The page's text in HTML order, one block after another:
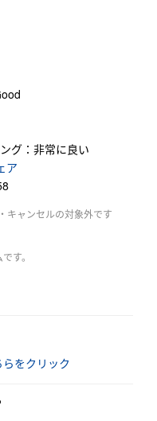
グ：非常に良い
ア
キャンセルの対象外です
す。
らをクリック